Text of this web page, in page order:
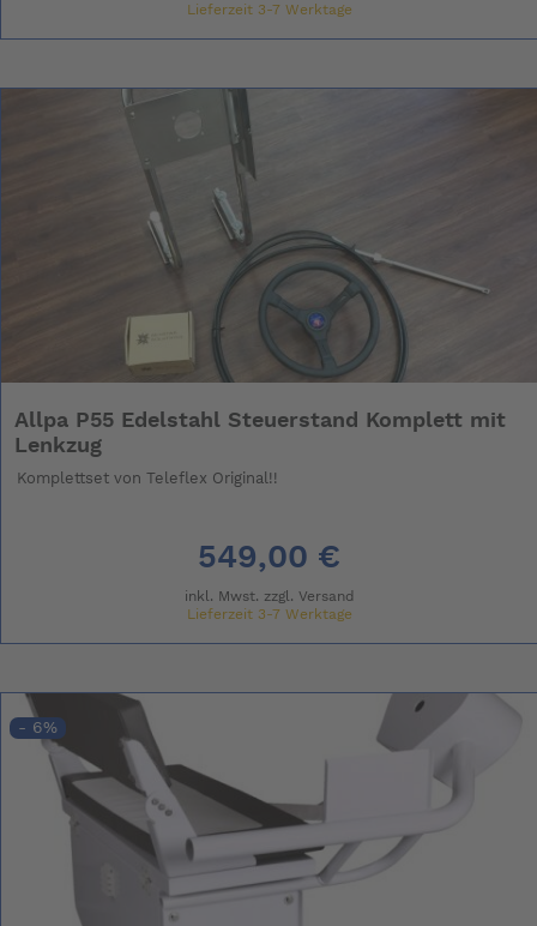
Lieferzeit 3-7 Werktage
Allpa P55 Edelstahl Steuerstand Komplett mit
Lenkzug
Komplettset von Teleflex Original!!
549,00 €
inkl. Mwst. zzgl. Versand
Lieferzeit 3-7 Werktage
- 6%